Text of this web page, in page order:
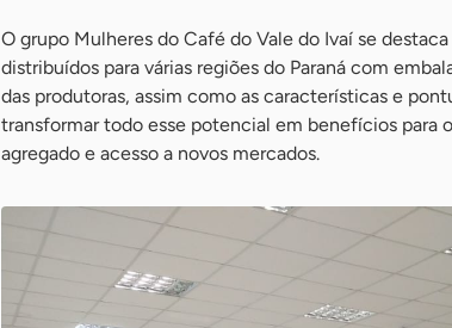
O grupo Mulheres do Café do Vale do Ivaí se
distribuídos para várias regiões do Paraná com
das produtoras, assim como as características e
transformar todo esse potencial em benefícios para
agregado e acesso a novos mercados.